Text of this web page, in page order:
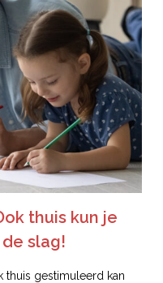
thuis kun je
slag!
thuis gestimuleerd kan